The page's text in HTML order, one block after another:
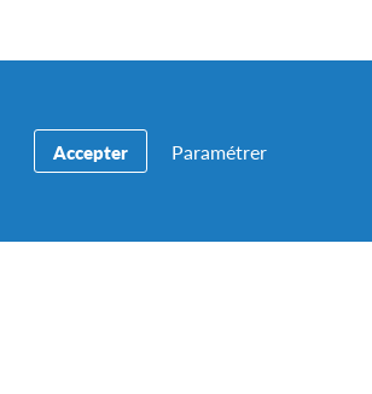
Accepter Paramétrer